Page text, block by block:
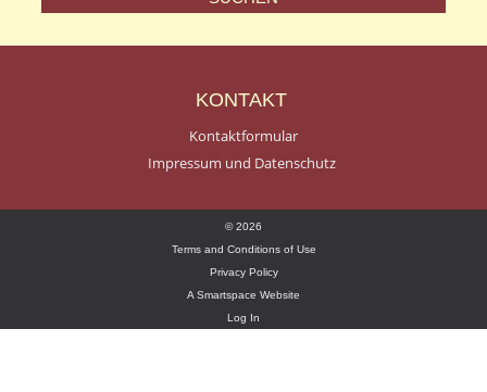
KONTAKT
Kontaktformular
Impressum und Datenschutz
© 2026
Terms and Conditions of Use
Privacy Policy
A Smartspace Website
Log In